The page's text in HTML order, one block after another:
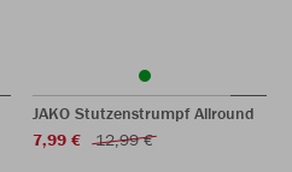
JAKO Stutzenstrumpf Allround
7,99 €
12,99 €